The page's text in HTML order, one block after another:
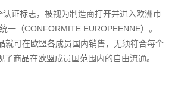
证标志，被视为制造商打开并进入欧洲市
一（CONFORMITE EUROPEENNE）。
就可在欧盟各成员国内销售，无须符合每个
商品在欧盟成员国范围内的自由流通。